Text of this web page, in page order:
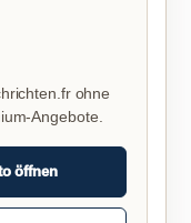
ohne
Angebote.
öffnen